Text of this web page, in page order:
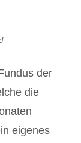
der
die
eigenes